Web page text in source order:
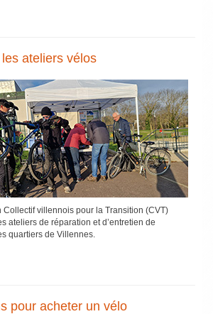
ateliers vélos
Collectif villennois pour la Transition (CVT)
ateliers de réparation et d’entretien de
quartiers de Villennes.
pour acheter un vélo